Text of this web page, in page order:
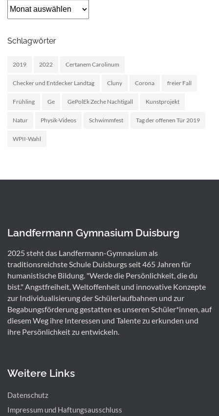
Archiv
Schlagwörter
2019 2022 Certanem Carolinum
Checker und Entdecker Landtag Cluny Corona freier Fall
Frühling Ge GePolEk Zeche Nachtigall Kunstprojekt
Natur Physik-Videos Schwimmfest Tag der offenen Tür 2019
WPII-Wahl
Landfermann Gymnasium Duisburg
2025 steht das Landfermann-Gymnasium als
traditionsreichste Schule Duisburgs seit 465 Jahren für
humanistische Bildung. "Werde die Persönlichkeit, die du
bist." Angstfreiheit, Weltoffenheit und innovative Konzepte
zur Individualisierung der Schülerlaufbahnen und zur
Begabungsförderung gestatten es unseren Schüler*innen, auf
diesem Weg ihre Interessen und Talente zu erkunden und
ihre Persönlichkeit zu entwickeln.
Weitere Links
Datenschutz
Impressum und Haftungsausschluss